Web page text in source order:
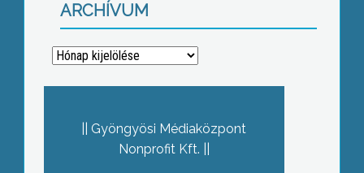
ARCHÍVUM
Archívum
Gyöngyösi Médiaközpont
Nonprofit Kft.